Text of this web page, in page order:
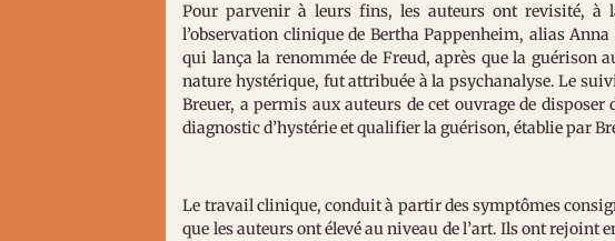
Pour parvenir à leurs fins, les auteurs ont revisité, à
l’observation clinique de Bertha Pappenheim, alias
qui lança la renommée de Freud, après que la guérison
nature hystérique, fut attribuée à la psychanalyse. Le
Breuer, a permis aux auteurs de cet ouvrage de
diagnostic d’hystérie et qualifier la guérison, établie par
Le travail clinique, conduit à partir des symptômes
que les auteurs ont élevé au niveau de l’art. Ils ont rejoint